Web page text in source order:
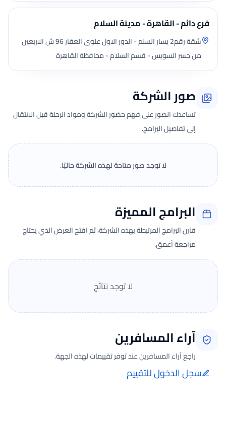
فرع دائم - القاهرة - مدينة السلام
شقة رقم2 يسار السلم - الدور الاول علوى العقار 96 ش الاربعين
من جسر السويس - قسم السلام - محافظة القاهرة
صور الشركة
تساعدك الصور على فهم حضور الشركة ومواد الرحلة قبل الانتقال
إلى تفاصيل البرامج.
لا توجد صور متاحة لهذه الشركة حاليًا.
البرامج المميزة
قارن البرامج المرتبطة بهذه الشركة، ثم افتح العرض الذي يحتاج
مراجعة أعمق.
لا توجد نتائج
آراء المسافرين
راجع آراء المسافرين عند توفر تقييمات لهذه الجهة.
سجل الدخول للتقييم